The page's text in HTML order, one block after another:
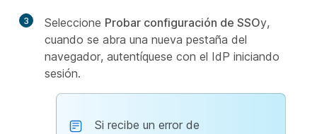
3 Seleccione Probar configuración de SSOy,
cuando se abra una nueva pestaña del
navegador, autentíquese con el IdP iniciando
sesión.
Si recibe un error de